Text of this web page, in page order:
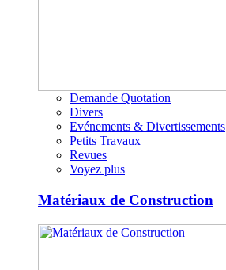
Demande Quotation
Divers
Evénements & Divertissements
Petits Travaux
Revues
Voyez plus
Matériaux de Construction